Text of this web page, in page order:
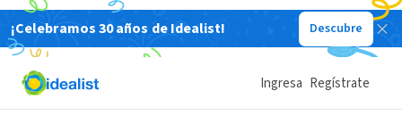
¡Celebramos 30 años de Idealist! Descubre
Ingresa Regístrate
Los Angeles Team Mentoring, Inc.